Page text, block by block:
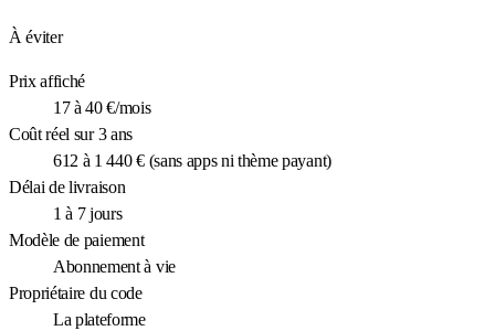
À éviter
Prix affiché
17 à 40 €/mois
Coût réel sur 3 ans
612 à 1 440 € (sans apps ni thème payant)
Délai de livraison
1 à 7 jours
Modèle de paiement
Abonnement à vie
Propriétaire du code
La plateforme